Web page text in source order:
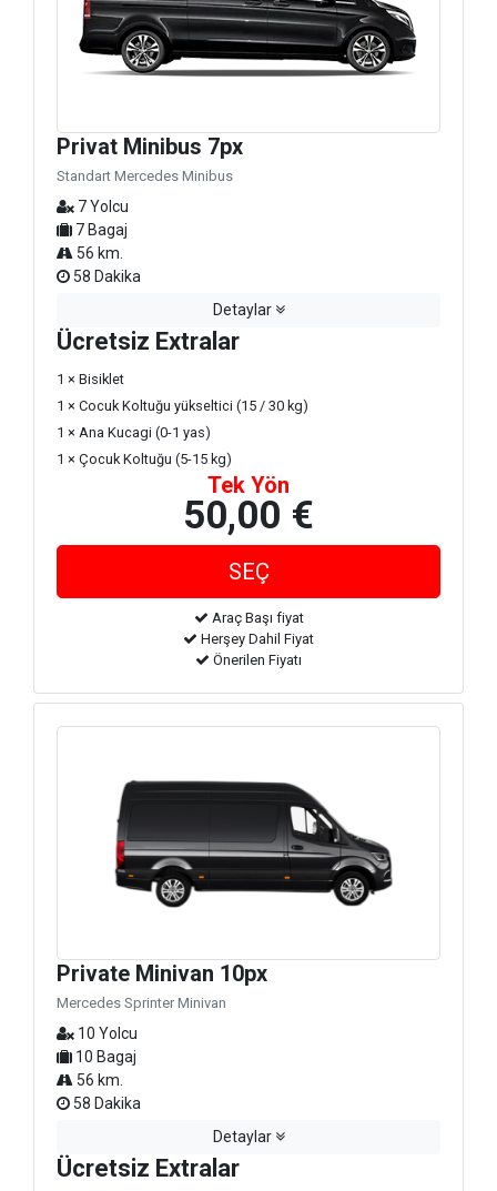
Privat Minibus 7px
Standart Mercedes Minibus
7 Yolcu
7 Bagaj
56 km.
58 Dakika
Detaylar
Ücretsiz Extralar
1 × Bisiklet
1 × Cocuk Koltuğu yükseltici (15 / 30 kg)
1 × Ana Kucagi (0-1 yas)
1 × Çocuk Koltuğu (5-15 kg)
Tek Yön
50,00 €
Araç Başı fiyat
Herşey Dahil Fiyat
Önerilen Fiyatı
Private Minivan 10px
Mercedes Sprinter Minivan
10 Yolcu
10 Bagaj
56 km.
58 Dakika
Detaylar
Ücretsiz Extralar